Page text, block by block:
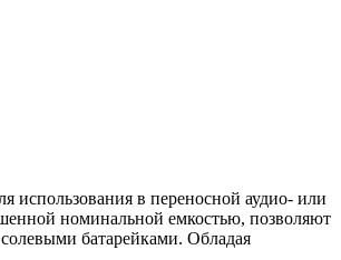
использования в переносной аудио- или
номинальной емкостью, позволяют
батарейками. Обладая